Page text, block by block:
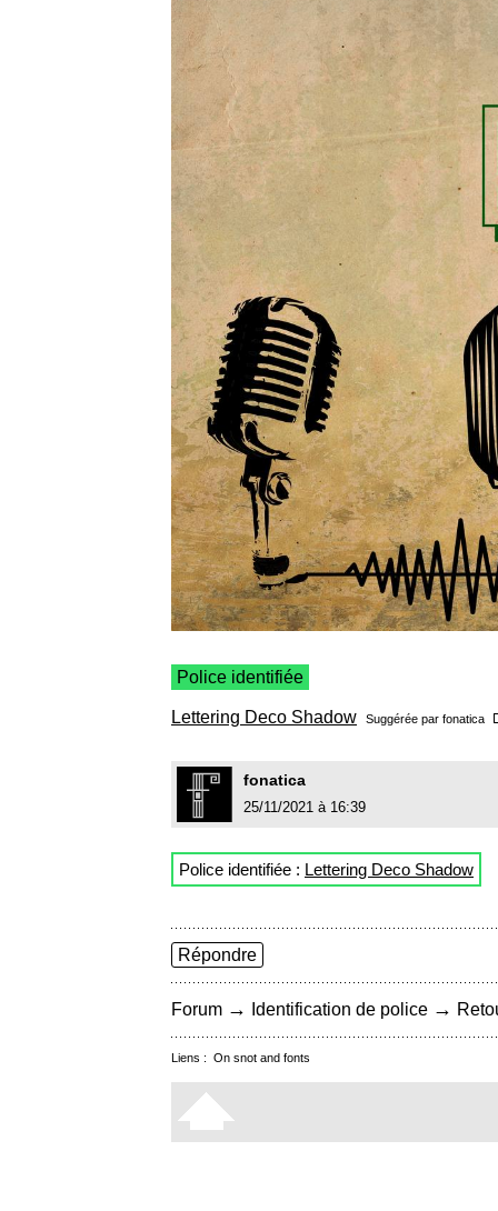
Police identifiée
Lettering Deco Shadow Suggérée par fonatica
fonatica
25/11/2021 à 16:39
Police identifiée : Lettering Deco Shadow
Répondre
Forum → Identification de police →
Liens : On snot and fonts